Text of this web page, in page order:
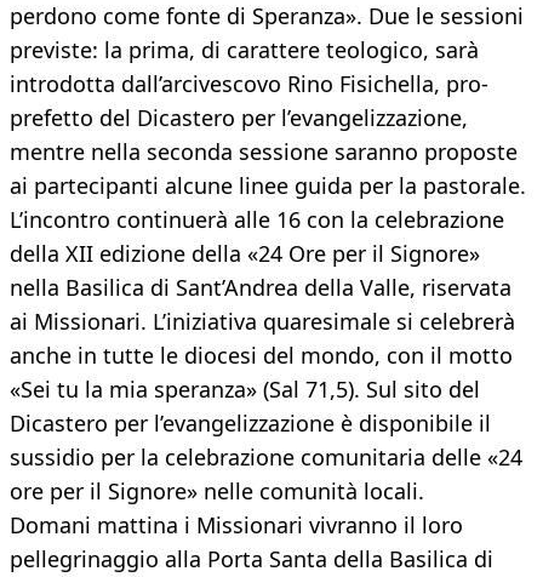
perdono come fonte di Speranza». Due le sessioni
previste: la prima, di carattere teologico, sarà
introdotta dall’arcivescovo Rino Fisichella, pro-
prefetto del Dicastero per l’evangelizzazione,
mentre nella seconda sessione saranno proposte
ai partecipanti alcune linee guida per la pastorale.
L’incontro continuerà alle 16 con la celebrazione
della XII edizione della «24 Ore per il Signore»
nella Basilica di Sant’Andrea della Valle, riservata
ai Missionari. L’iniziativa quaresimale si celebrerà
anche in tutte le diocesi del mondo, con il motto
«Sei tu la mia speranza» (Sal 71,5). Sul sito del
Dicastero per l’evangelizzazione è disponibile il
sussidio per la celebrazione comunitaria delle «24
ore per il Signore» nelle comunità locali.
Domani mattina i Missionari vivranno il loro
pellegrinaggio alla Porta Santa della Basilica di